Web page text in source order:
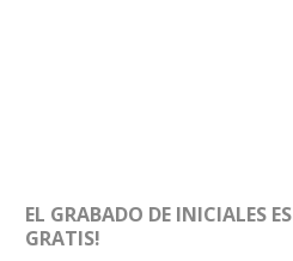
EL GRABADO DE INICIALES ES
GRATIS!